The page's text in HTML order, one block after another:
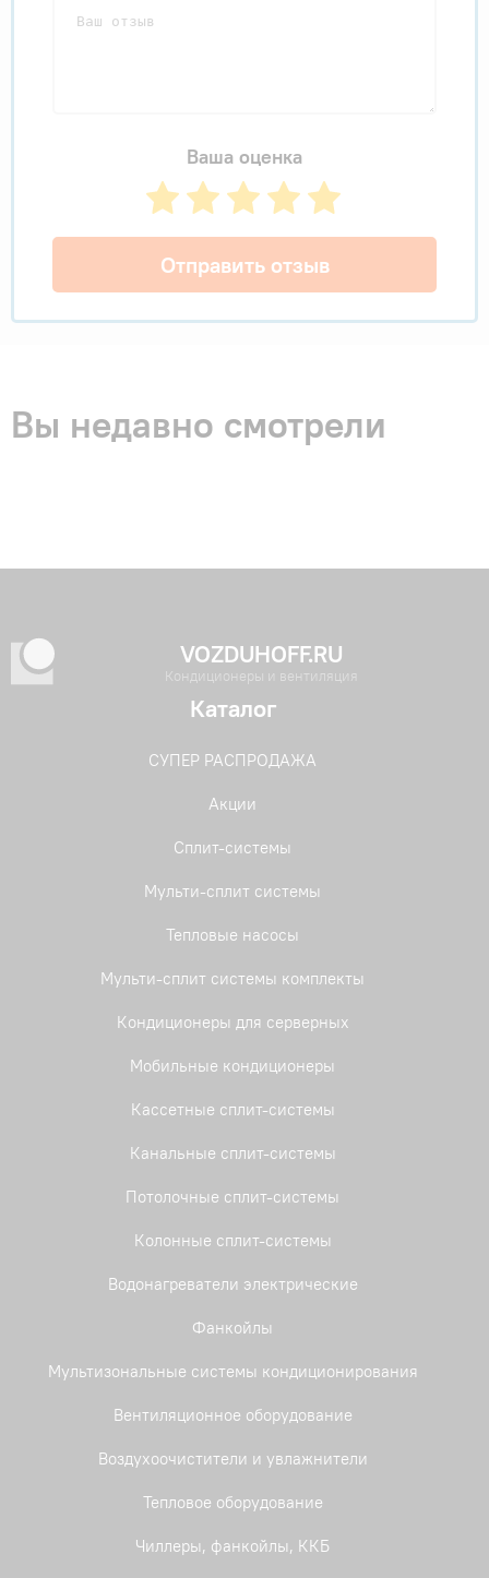
Ваша оценка
Отправить отзыв
Вы недавно смотрели
VOZDUHOFF.RU
Кондиционеры и вентиляция
Каталог
СУПЕР РАСПРОДАЖА
Акции
Сплит-системы
Мульти-сплит системы
Тепловые насосы
Мульти-сплит системы комплекты
Кондиционеры для серверных
Мобильные кондиционеры
Кассетные сплит-системы
Канальные сплит-системы
Потолочные сплит-системы
Колонные сплит-системы
Водонагреватели электрические
Фанкойлы
Мультизональные системы кондиционирования
Вентиляционное оборудование
Воздухоочистители и увлажнители
Тепловое оборудование
Чиллеры, фанкойлы, ККБ